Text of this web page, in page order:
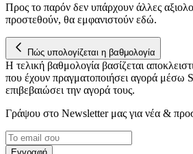
Προς το παρόν δεν υπάρχουν άλλες
προστεθούν, θα εμφανιστούν εδώ.
Πώς υπολογίζεται η βαθμολογία
Η τελική βαθμολογία βασίζεται
που έχουν πραγματοποιήσει αγορά μέσω
επιβεβαιώσει την αγορά τους.
Γράψου στο Νewsletter μας για νέα &